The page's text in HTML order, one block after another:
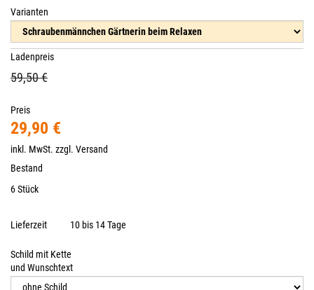
Varianten
Ladenpreis
59,50 €
Preis
29,90 €
inkl. MwSt. zzgl. Versand
Bestand
6 Stück
Lieferzeit 10 bis 14 Tage
Schild mit Kette
und Wunschtext